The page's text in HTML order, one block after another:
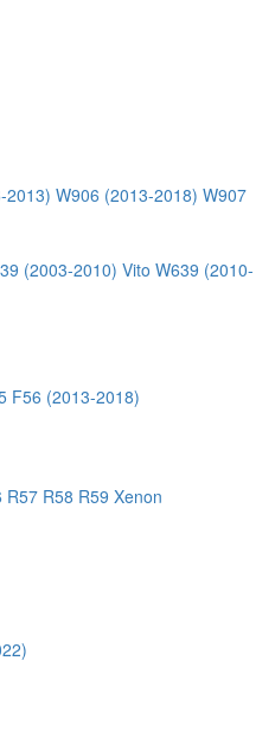
2013) W906 (2013-2018) W907
(2003-2010) Vito W639 (2010-
F56 (2013-2018)
R57 R58 R59 Xenon